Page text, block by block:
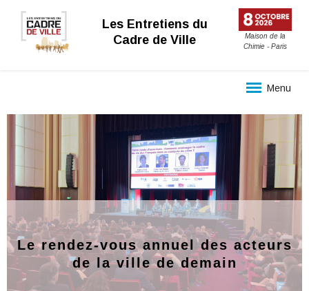
Les Entretiens du
Cadre de Ville
Maison de la
Chimie - Paris
Menu
Le rendez-vous annuel des acteurs
de la ville de demain